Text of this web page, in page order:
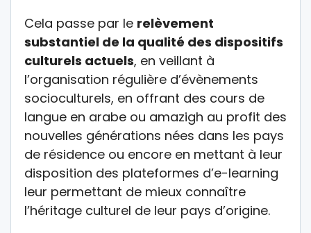
Cela passe par le relèvement
substantiel de la qualité des dispositifs
culturels actuels, en veillant à
l’organisation régulière d’évènements
socioculturels, en offrant des cours de
langue en arabe ou amazigh au profit des
nouvelles générations nées dans les pays
de résidence ou encore en mettant à leur
disposition des plateformes d’e-learning
leur permettant de mieux connaître
l’héritage culturel de leur pays d’origine.